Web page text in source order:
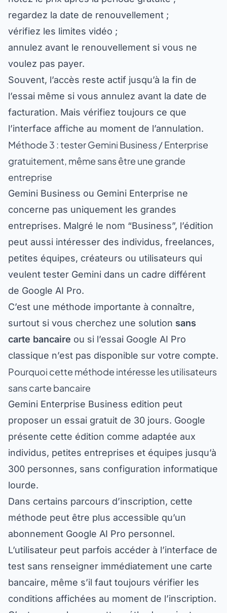
regardez la date de renouvellement ;
vérifiez les limites vidéo ;
annulez avant le renouvellement si vous ne
voulez pas payer.
Souvent, l’accès reste actif jusqu’à la fin de
l’essai même si vous annulez avant la date de
facturation. Mais vérifiez toujours ce que
l’interface affiche au moment de l’annulation.
Méthode 3 : tester Gemini Business / Enterprise
gratuitement, même sans être une grande
entreprise
Gemini Business ou Gemini Enterprise ne
concerne pas uniquement les grandes
entreprises. Malgré le nom “Business”, l’édition
peut aussi intéresser des individus, freelances,
petites équipes, créateurs ou utilisateurs qui
veulent tester Gemini dans un cadre différent
de Google AI Pro.
C’est une méthode importante à connaître,
surtout si vous cherchez une solution
carte bancaire
ou si l’essai Google AI Pro
classique n’est pas disponible sur votre compte.
Pourquoi cette méthode intéresse les utilisateurs
sans carte bancaire
Gemini Enterprise Business edition peut
proposer un essai gratuit de 30 jours. Google
présente cette édition comme adaptée aux
individus, petites entreprises et équipes jusqu’à
300 personnes, sans configuration informatique
lourde.
Dans certains parcours d’inscription, cette
méthode peut être plus accessible qu’un
abonnement Google AI Pro personnel.
L’utilisateur peut parfois accéder à l’interface de
test sans renseigner immédiatement une carte
bancaire, même s’il faut toujours vérifier les
conditions affichées au moment de l’inscription.
C’est pour cela que cette méthode revient